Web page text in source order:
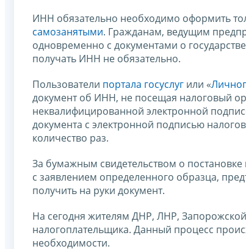
ИНН обязательно необходимо оформить
самозанятыми. Гражданам, ведущим
одновременно с документами о
получать ИНН не обязательно.
Пользователи портала госуслуг или «
документ об ИНН, не посещая налоговый
неквалифицированной электронной
документа с электронной подписью
количество раз.
За бумажным свидетельством о
с заявлением определенного образца,
получить на руки документ.
На сегодня жителям ДНР, ЛНР,
налогоплательщика. Данный процесс
необходимости.